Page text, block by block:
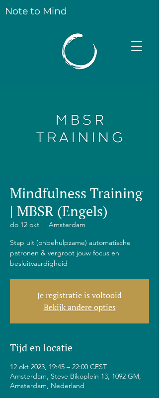
Note to Mind
Mindfulness Training
| MBSR (Engels)
do 12 okt
  |
Amsterdam
Stap uit (onbehulpzame) automatische
patronen & vergroot jouw focus en
besluitvaardigheid
Je registratie is voltooid
Bekijk andere opties
Tijd en locatie
12 okt 2023, 19:45 – 22:00 CEST
Amsterdam, Steve Bikoplein 13, 1092 GM,
Amsterdam, Nederland